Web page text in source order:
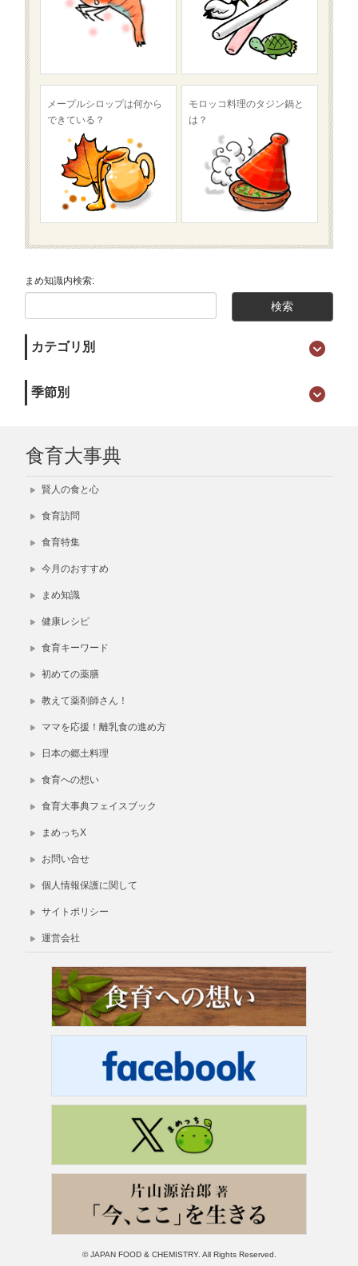
メープルシロップは何から
できている？
モロッコ料理のタジン鍋と
は？
まめ知識内検索:
カテゴリ別
季節別
食育大事典
賢人の食と心
食育訪問
食育特集
今月のおすすめ
まめ知識
健康レシピ
食育キーワード
初めての薬膳
教えて薬剤師さん！
ママを応援！離乳食の進め方
日本の郷土料理
食育への想い
食育大事典フェイスブック
まめっちX
お問い合せ
個人情報保護に関して
サイトポリシー
運営会社
© JAPAN FOOD & CHEMISTRY. All Rights Reserved.